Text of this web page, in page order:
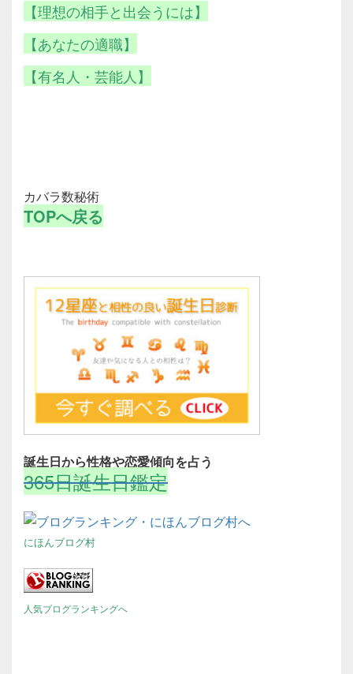
【理想の相手と出会うには】
【あなたの適職】
【有名人・芸能人】
カバラ数秘術
TOPへ戻る
誕生日から性格や恋愛傾向を占う
365日誕生日鑑定
にほんブログ村
人気ブログランキングへ